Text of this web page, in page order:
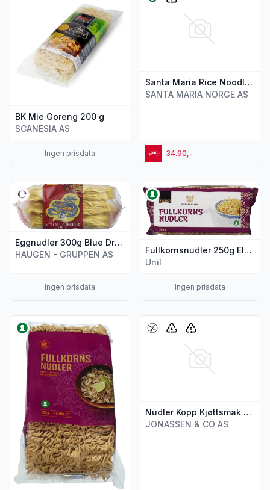
BK Mie Goreng 200 g
SCANESIA AS
Ingen prisdata
Santa Maria Rice Noodles 180g
SANTA MARIA NORGE AS
34.90,-
Eggnudler 300g Blue Dragon
HAUGEN - GRUPPEN AS
Ingen prisdata
Vis flere detaljer for produktet "Eggnudler 300g Blue
Fullkornsnudler 250g Eldorado
Unil
Ingen prisdata
Vis flere detaljer for
Vis flere detaljer for produktet "Fullkornsnudler 250 g"
Nudler Kopp Kjøttsmak Glutenfri 70g
JONASSEN & CO AS
Vis flere detaljer for